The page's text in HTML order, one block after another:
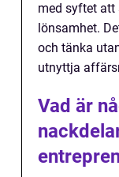
med syftet att
lönsamhet.
och tänka
utnyttja
Vad är